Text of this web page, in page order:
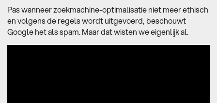
Pas wanneer zoekmachine-optimalisatie niet meer ethisch
en volgens de regels wordt uitgevoerd, beschouwt
Google het als spam. Maar dat wisten we eigenlijk al.